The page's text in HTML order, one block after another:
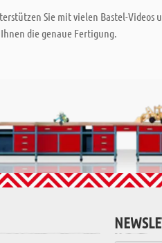
Sie mit vielen Bastel-Videos
die genaue Fertigung.